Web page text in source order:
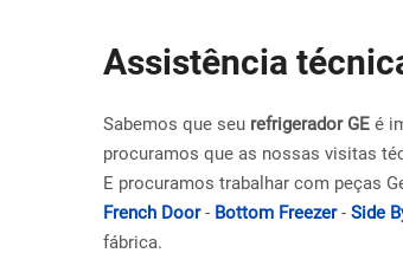
Assistência
Sabemos que seu refrigerador GE é
procuramos que as nossas visitas
E procuramos trabalhar com peças
French Door- Bottom Freezer- Side
fábrica.